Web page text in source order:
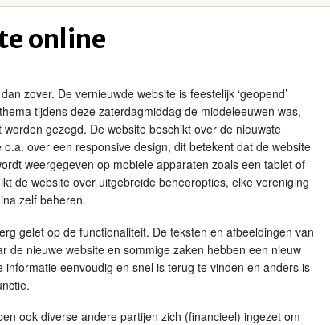
online
zover. De vernieuwde website is feestelijk ‘geopend’
tijdens deze zaterdagmiddag de middeleeuwen was,
gezegd. De website beschikt over de nieuwste
over een responsive design, dit betekent dat de website
weergegeven op mobiele apparaten zoals een tablet of
de website over uitgebreide beheeropties, elke vereniging
zelf beheren.
gelet op de functionaliteit. De teksten en afbeeldingen van
de nieuwe website en sommige zaken hebben een nieuw
eenvoudig en snel is terug te vinden en anders is
ook diverse andere partijen zich (financieel) ingezet om